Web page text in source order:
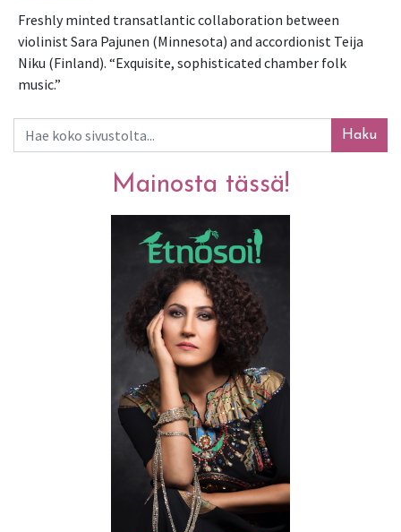
Freshly minted transatlantic collaboration between
violinist Sara Pajunen (Minnesota) and accordionist Teija
Niku (Finland). “Exquisite, sophisticated chamber folk
music.”
Haku
Mainosta tässä!